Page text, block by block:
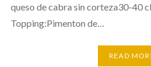
queso de cabra sin corteza30-40
Topping:Pimenton de…
READ